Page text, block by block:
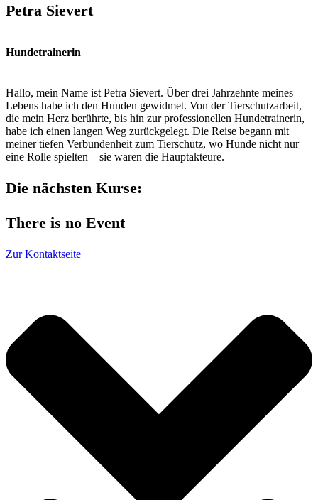
Petra Sievert
Hundetrainerin
Hallo, mein Name ist Petra Sievert. Über drei Jahrzehnte meines
Lebens habe ich den Hunden gewidmet. Von der Tierschutzarbeit,
die mein Herz berührte, bis hin zur professionellen Hundetrainerin,
habe ich einen langen Weg zurückgelegt. Die Reise begann mit
meiner tiefen Verbundenheit zum Tierschutz, wo Hunde nicht nur
eine Rolle spielten – sie waren die Hauptakteure.
Die nächsten Kurse:
There is no Event
Zur Kontaktseite